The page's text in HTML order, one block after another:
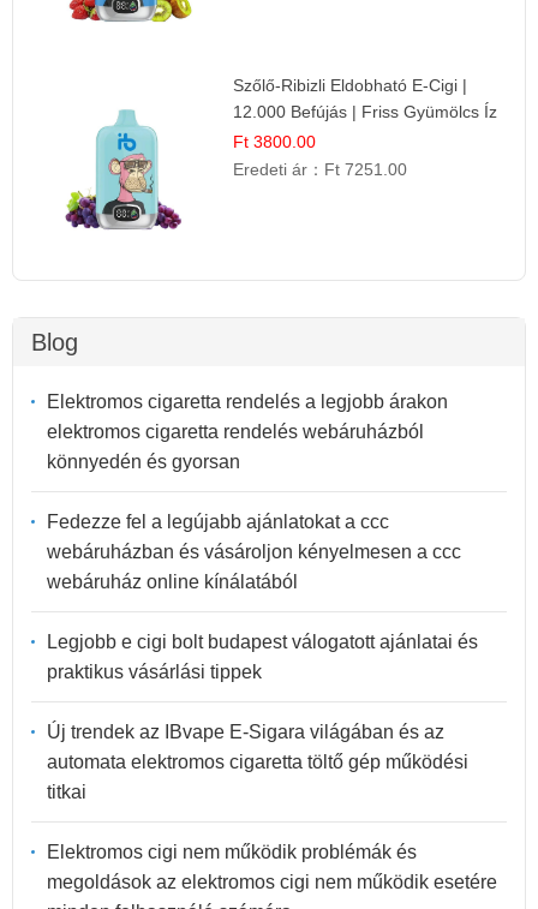
Szőlő-Ribizli Eldobható E-Cigi |
12.000 Befújás | Friss Gyümölcs Íz
Ft 3800.00
Eredeti ár： Ft 7251.00
Blog
Elektromos cigaretta rendelés a legjobb árakon
elektromos cigaretta rendelés webáruházból
könnyedén és gyorsan
Fedezze fel a legújabb ajánlatokat a ccc
webáruházban és vásároljon kényelmesen a ccc
webáruház online kínálatából
Legjobb e cigi bolt budapest válogatott ajánlatai és
praktikus vásárlási tippek
Új trendek az IBvape E-Sigara világában és az
automata elektromos cigaretta töltő gép működési
titkai
Elektromos cigi nem működik problémák és
megoldások az elektromos cigi nem működik esetére